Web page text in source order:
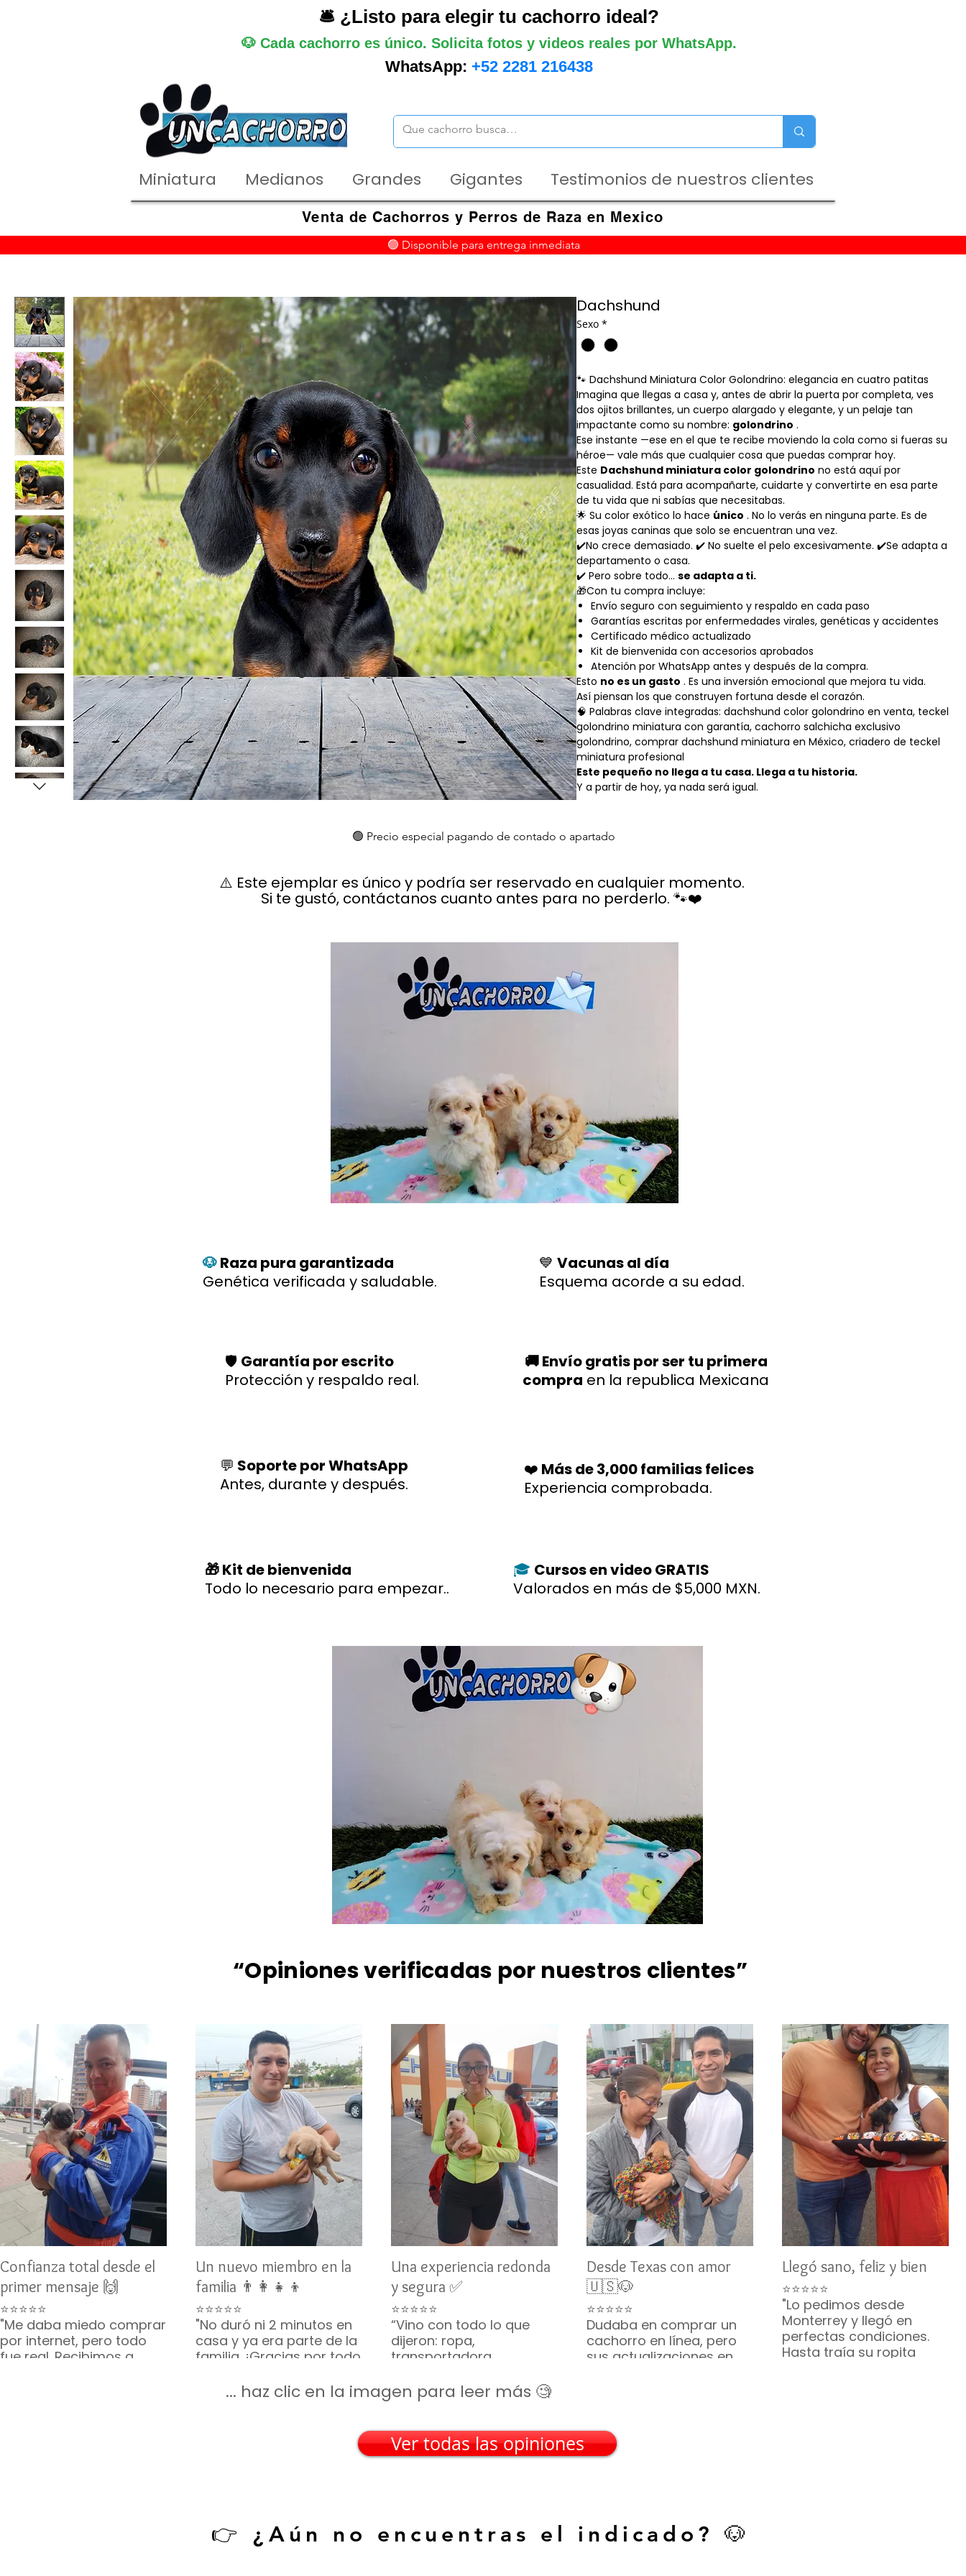
🛎️ ¿Listo para elegir tu cachorro ideal?
🐶 Cada cachorro es único. Solicita fotos y videos reales por WhatsApp.
WhatsApp: +52 2281 216438
Miniatura Medianos Grandes Gigantes Testimonios de nuestros clientes
Venta de Cachorros y Perros de Raza en Mexico
🟢 Disponible para entrega inmediata
Dachshund
Sexo *
🐾 Dachshund Miniatura Color Golondrino: elegancia en cuatro patitas
Imagina que llegas a casa y, antes de abrir la puerta por completa, ves
dos ojitos brillantes, un cuerpo alargado y elegante, y un pelaje tan
impactante como su nombre: golondrino .
Ese instante —ese en el que te recibe moviendo la cola como si fueras su
héroe— vale más que cualquier cosa que puedas comprar hoy.
Este Dachshund miniatura color golondrino no está aquí por
casualidad. Está para acompañarte, cuidarte y convertirte en esa parte
de tu vida que ni sabías que necesitabas.
🌟 Su color exótico lo hace único . No lo verás en ninguna parte. Es de
esas joyas caninas que solo se encuentran una vez.
✔️No crece demasiado. ✔️ No suelte el pelo excesivamente. ✔️Se adapta a
departamento o casa.
✔️ Pero sobre todo…se adapta a ti.
🎁Con tu compra incluye:
Envío seguro con seguimiento y respaldo en cada paso
Garantías escritas por enfermedades virales, genéticas y accidentes
Certificado médico actualizado
Kit de bienvenida con accesorios aprobados
Atención por WhatsApp antes y después de la compra.
Esto no es un gasto . Es una inversión emocional que mejora tu vida.
Así piensan los que construyen fortuna desde el corazón.
🧠 Palabras clave integradas: dachshund color golondrino en venta, teckel
golondrino miniatura con garantía, cachorro salchicha exclusivo
golondrino, comprar dachshund miniatura en México, criadero de teckel
miniatura profesional
Este pequeño no llega a tu casa. Llega a tu historia.
Y a partir de hoy, ya nada será igual.
🟢 Precio especial pagando de contado o apartado
⚠️ Este ejemplar es único y podría ser reservado en cualquier momento.
Si te gustó, contáctanos cuanto antes para no perderlo. 🐾❤️
🐶Raza pura garantizada
Genética verificada y saludable.
💙 Vacunas al día
Esquema acorde a su edad.
🛡️ Garantía por escrito
Protección y respaldo real.
🚚 Envío gratis por ser tu primera
compra en la republica Mexicana
💬 Soporte por WhatsApp
Antes, durante y después.
❤️ Más de 3,000 familias felices
Experiencia comprobada.
🎁 Kit de bienvenida
Todo lo necesario para empezar..
🎓 Cursos en video GRATIS
Valorados en más de $5,000 MXN.
“Opiniones verificadas por nuestros clientes”
Confianza total desde el
primer mensaje 🙌
⭐⭐⭐⭐⭐
"Me daba miedo comprar
por internet, pero todo
fue real. Recibimos a
Un nuevo miembro en la
familia 👨‍👩‍👧‍👦
⭐⭐⭐⭐⭐
"No duró ni 2 minutos en
casa y ya era parte de la
familia. ¡Gracias por todo
completito!"
Una experiencia redonda
y segura ✅
⭐⭐⭐⭐⭐
“Vino con todo lo que
dijeron: ropa,
transportadora,
parecía una caja de
regalo. Gracias por tanto
— Silvia M. • San Luis
Potosí
Desde Texas con amor
🇺🇸🐶
⭐⭐⭐⭐⭐
Dudaba en comprar un
cachorro en línea, pero
sus actualizaciones en
recomiendo muchísimo!
— Emily R. • Austin, Texas
Llegó sano, feliz y bien
⭐⭐⭐⭐⭐
"Lo pedimos desde
Monterrey y llegó en
perfectas condiciones.
Hasta traía su ropita
... haz clic en la imagen para leer más 🧐
Ver todas las opiniones
👉 ¿Aún no encuentras el indicado? 🐶